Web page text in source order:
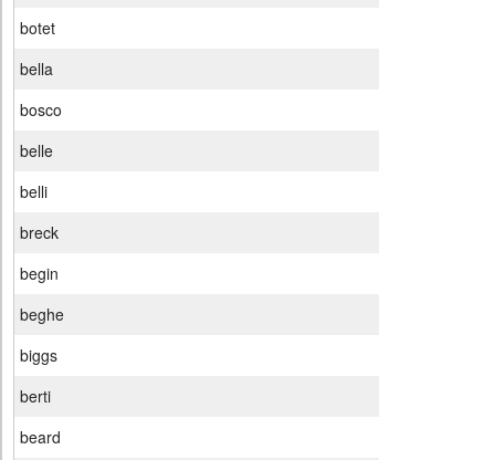
botet
bella
bosco
belle
belli
breck
begin
beghe
biggs
berti
beard